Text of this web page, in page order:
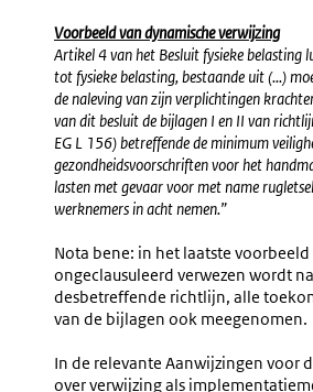
Voorbeeld van dynamische verwijzing
Artikel 4 van het Besluit fysieke belasting
tot fysieke belasting, bestaande uit (...)
de naleving van zijn verplichtingen
van dit besluit de bijlagen I en II van
EG L 156) betreffende de minimum
gezondheidsvoorschriften voor het
lasten met gevaar voor met name
werknemers in acht nemen.”
Nota bene: in het laatste
ongeclausuleerd verwezen wordt
desbetreffende richtlijn, alle
van de bijlagen ook meegenomen.
In de relevante Aanwijzingen voor
over verwijzing als